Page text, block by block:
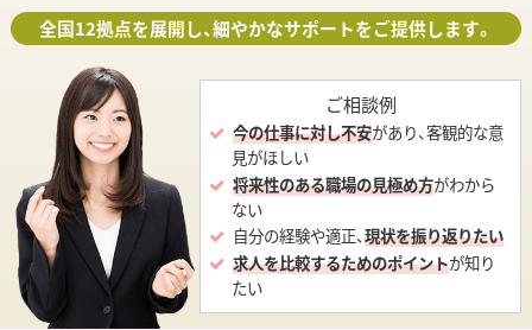
全国12拠点を展開し、細やかなサポートをご提供します。
ご相談例
今の仕事に対し不安があり、客観的な意
見がほしい
将来性のある職場の見極め方がわから
ない
自分の経験や適正、現状を振り返りたい
求人を比較するためのポイントが知り
たい